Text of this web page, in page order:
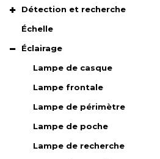
Détection et recherche
Échelle
Éclairage
Lampe de casque
Lampe frontale
Lampe de périmètre
Lampe de poche
Lampe de recherche